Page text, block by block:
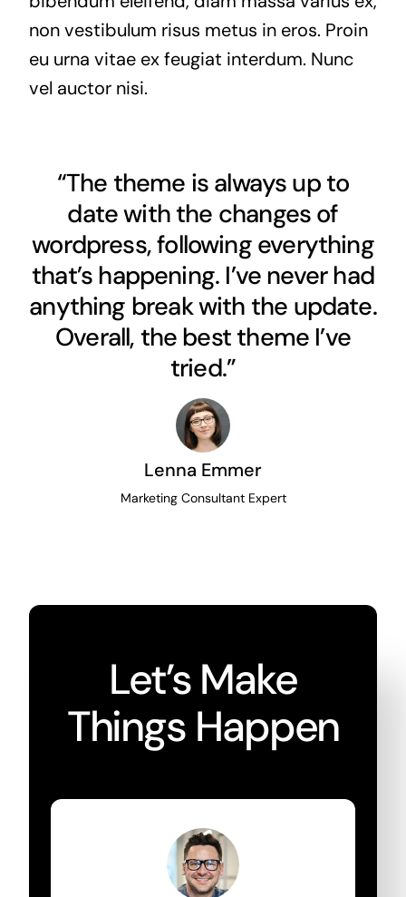
non vestibulum risus metus in eros. Proin
eu urna vitae ex feugiat interdum. Nunc
vel auctor nisi.
“The theme is always up to
date with the changes of
wordpress, following everything
that’s happening. I’ve never had
anything break with the update.
Overall, the best theme I’ve
tried.”
Lenna Emmer
Marketing Consultant Expert
Let’s Make
Things Happen